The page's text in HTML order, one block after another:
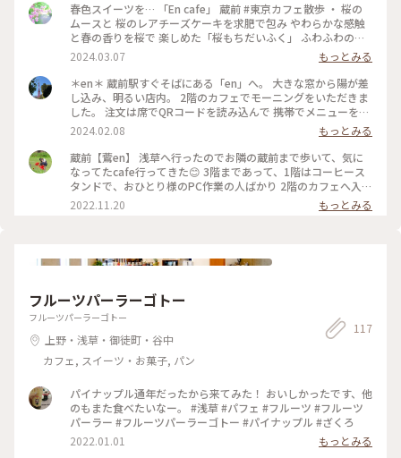
春色スイーツを… 「En cafe」 蔵前 #東京カフェ散歩 ・ 桜の
ムースと 桜のレアチーズケーキを求肥で包み やわらかな感触
と春の香りを桜で 楽しめた「桜もちだいふく」 ふわふわの口
どけと桜の風味が優しく 心地よく楽しめた桜ラテ。 ・ この時
期だけしか味わえない桜スイーツ。 とても美味しくいただき
ました。 ・ アクセス 蔵前駅徒歩1分。 #春色さがし#蔵前カフ
ェ#浅草カフェ#蔵前#浅草 #エンカフェ#en#encafe #桜スイー
ツ
2024.03.07
もっとみる
＊en＊ 蔵前駅すぐそばにある「en」へ。 大きな窓から陽が差
し込み、明るい店内。 2階のカフェでモーニングをいただきま
した。 注文は席でQRコードを読み込んで 携帯でメニューを選
んで確定する形式でした。 ちゃんと注文できたのかなと不安
でしたが しばらく待つと運ばれてきました。 ドリップコーヒ
ーとホットサンド ハム&チーズ。 軽く食べるのにちょうど良
かったです。 外国の方も多く、朝から次々お客さんが訪れる
お洒落カフェでした。 #冬の旅 #私のことりっぷ旅 #東京 #東
京さんぽ #蔵前 #蔵前さんぽ #蔵前カフェ #蔵前モーニング
2024.02.08
もっとみる
蔵前【鷰en】 浅草へ行ったのでお隣の蔵前まで歩いて、気に
なってたcafe行ってきた😊 3階まであって、1階はコーヒース
タンドで、おひとり様のPC作業の人ばかり 2階のカフェへ入り
ました！ 3階はレストランだったかな、見てないので忘れちゃ
った お目当ての、クッキー&チーズクリームケーキは売り切れ
こうサラサラしてたなぁ🤔 メニューや店内はお洒落だけど、ガ
ェ #東京カフェ #38_カフェ巡り
2022.11.20 もっとみる
フルーツパーラーゴトー
フルーツパーラーゴトー
上野・浅草・御徒町・谷中
カフェ, スイーツ・お菓子, パン
117
パイナップル通年だったから来てみた！ おいしかったです、他
のもまた食べたいなー。 #浅草 #パフェ #フルーツ #フルーツ
パーラー #フルーツパーラーゴトー #パイナップル #ざくろ
2022.01.01
もっとみる